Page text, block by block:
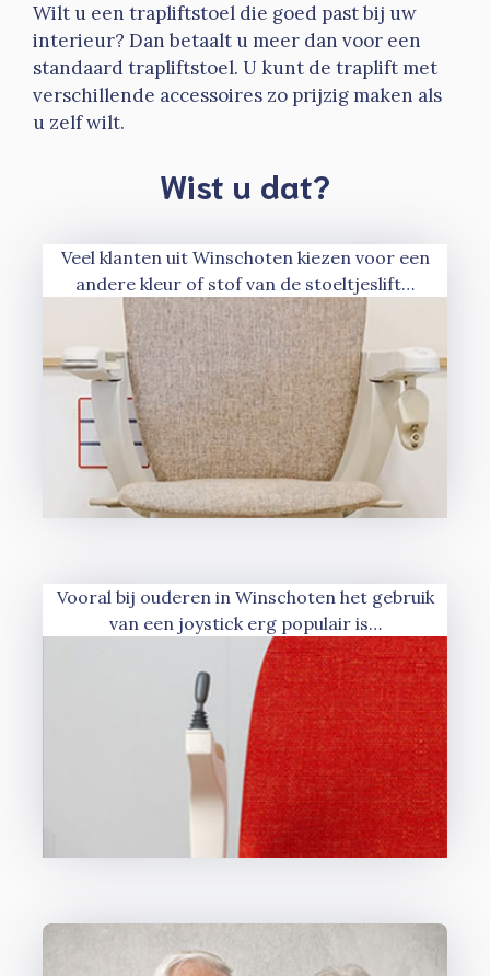
Wilt u een trapliftstoel die goed past bij uw
interieur? Dan betaalt u meer dan voor een
standaard trapliftstoel. U kunt de traplift met
verschillende accessoires zo prijzig maken als
u zelf wilt.
Wist u dat?
Veel klanten uit Winschoten kiezen voor een
andere kleur of stof van de stoeltjeslift…
Vooral bij ouderen in Winschoten het gebruik
van een joystick erg populair is…